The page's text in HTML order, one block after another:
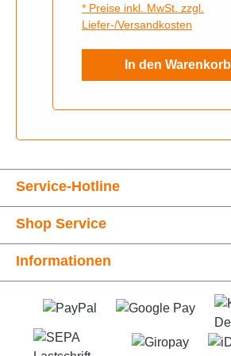
* Preise inkl. MwSt. zzgl.
Liefer-/Versandkosten
In den Warenkorb
Service-Hotline
Shop Service
Informationen